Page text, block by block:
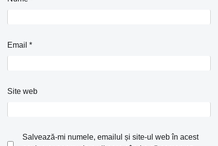
Email *
Site web
Salvează-mi numele, emailul și site-ul web în acest